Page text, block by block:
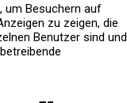
um Besuchern auf
zu zeigen, die
Benutzer sind und